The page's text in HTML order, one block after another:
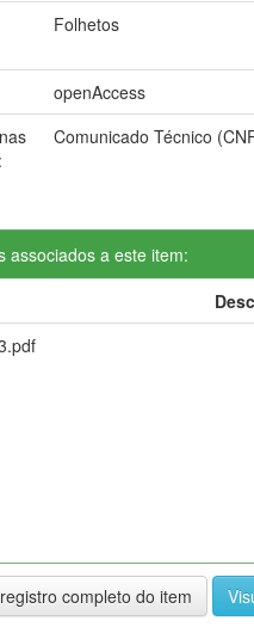
Folhetos
openAccess
Comunicado Técnico
associados a este item:
completo do item